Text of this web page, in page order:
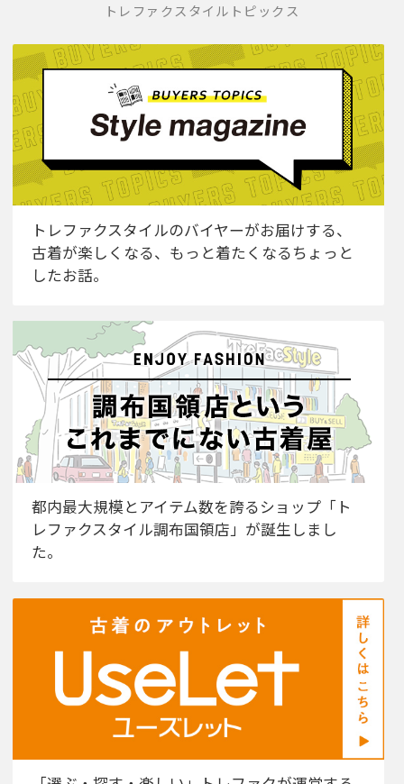
トレファクスタイルトピックス
トレファクスタイルのバイヤーがお届けする、
古着が楽しくなる、もっと着たくなるちょっと
したお話。
都内最大規模とアイテム数を誇るショップ「ト
レファクスタイル調布国領店」が誕生しまし
た。